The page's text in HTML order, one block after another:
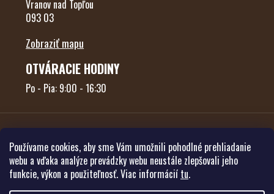
Používame cookies, aby sme Vám umožnili pohodlné prehliadanie
webu a vďaka analýze prevádzky webu neustále zlepšovali jeho
funkcie, výkon a použiteľnosť. Viac informácií tu.
Vranov nad Topľou
093 03
Zobraziť mapu
OTVÁRACIE HODINY
Po - Pia: 9:00 - 16:30